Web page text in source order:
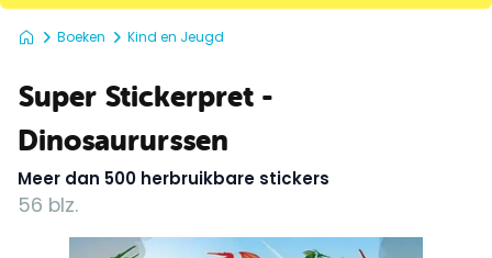
Boeken Kind en Jeugd
Super Stickerpret -
Dinosaururssen
Meer dan 500 herbruikbare stickers
56 blz.